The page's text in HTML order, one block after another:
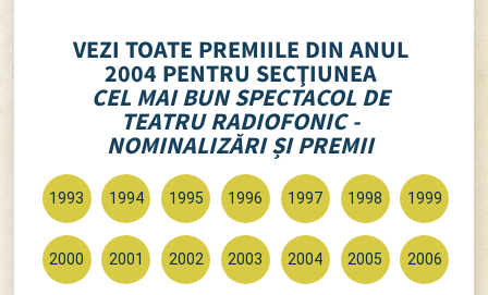
VEZI TOATE PREMIILE DIN ANUL
2004 PENTRU SECŢIUNEA
CEL MAI BUN SPECTACOL DE
TEATRU RADIOFONIC -
NOMINALIZĂRI ȘI PREMII
1993 1994 1995 1996 1997 1998 1999
2000 2001 2002 2003 2004 2005 2006